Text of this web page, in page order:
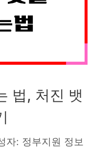
법, 처진 뱃
자: 정부지원 정보